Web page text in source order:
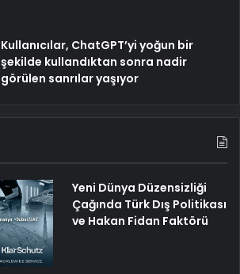
Kullanıcılar, ChatGPT’yi yoğun bir
şekilde kullandıktan sonra nadir
görülen sanrılar yaşıyor
Yeni Dünya Düzensizliği
Çağında Türk Dış Politikası
ve Hakan Fidan Faktörü